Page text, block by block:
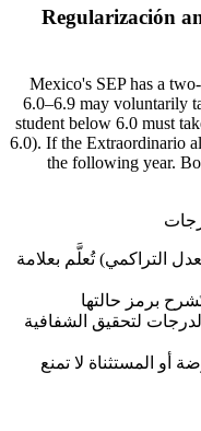
Regularización
Mexico's SEP has a
6.0–6.9 may voluntarily
student below 6.0 must
6.0). If the Extraordinario
the following year.
التراكمي) تُعلَّم بعلامة
برمز حالتها
لتحقيق الشفافية
أو المستثناة لا تمنع